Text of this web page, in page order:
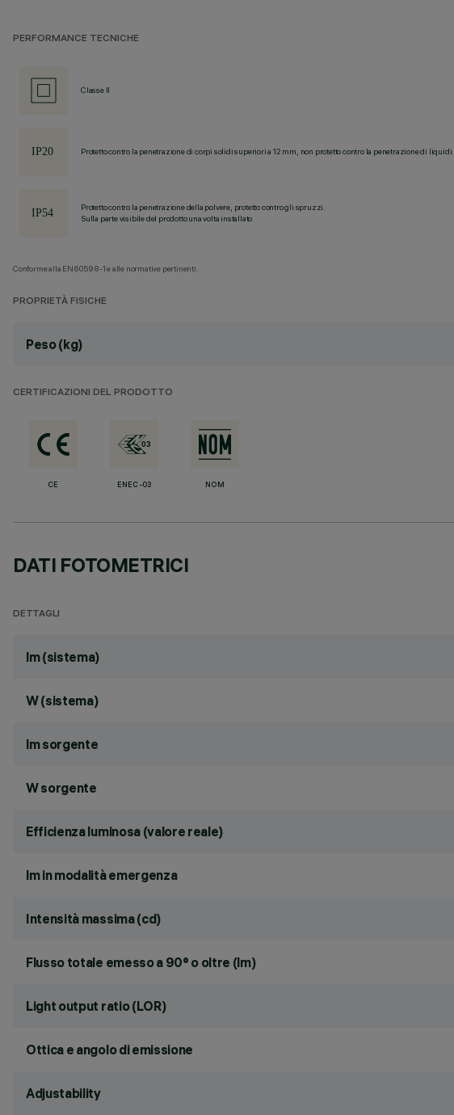
PERFORMANCE TECNICHE
Classe II
Protetto contro la penetrazione di corpi solidi superiori a 12 mm, non protetto contro la penetrazione di liquidi.
Protetto contro la penetrazione della polvere, protetto contro gli spruzzi.
Sulla parte visibile del prodotto una volta installato
Conforme alla EN60598-1 e alle normative pertinenti.
PROPRIETÀ FISICHE
Peso (kg)
CERTIFICAZIONI DEL PRODOTTO
CE ENEC-03 NOM
DATI FOTOMETRICI
DETTAGLI
lm (sistema)
W (sistema)
lm sorgente
W sorgente
Efficienza luminosa (valore reale)
lm in modalità emergenza
Intensità massima (cd)
Flusso totale emesso a 90° o oltre (lm)
Light output ratio (LOR)
Ottica e angolo di emissione
Adjustability